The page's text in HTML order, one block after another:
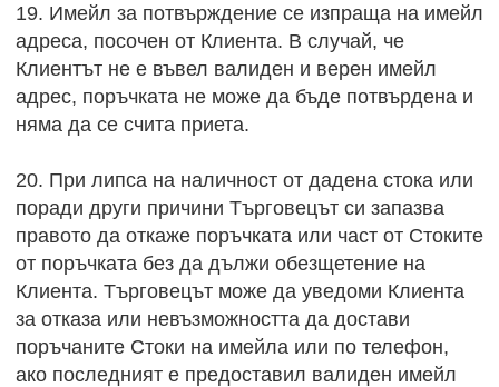
19. Имейл за потвърждение се изпраща на имейл
адреса, посочен от Клиента. В случай, че
Клиентът не е въвел валиден и верен имейл
адрес, поръчката не може да бъде потвърдена и
няма да се счита приета.
20. При липса на наличност от дадена стока или
поради други причини Търговецът си запазва
правото да откаже поръчката или част от Стоките
от поръчката без да дължи обезщетение на
Клиента. Търговецът може да уведоми Клиента
за отказа или невъзможността да достави
поръчаните Стоки на имейла или по телефон,
ако последният е предоставил валиден имейл